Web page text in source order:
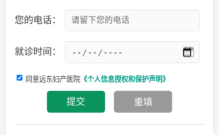
您的电话：
就诊时间：
同意远东妇产医院《个人信息授权和保护声明》